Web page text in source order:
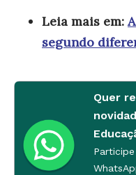
Leia mais em:
segundo
Quer